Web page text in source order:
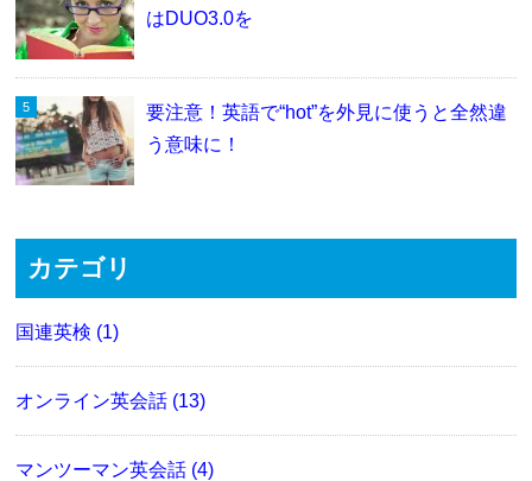
はDUO3.0を
要注意！英語で“hot”を外見に使うと全然違
う意味に！
カテゴリ
国連英検 (1)
オンライン英会話 (13)
マンツーマン英会話 (4)